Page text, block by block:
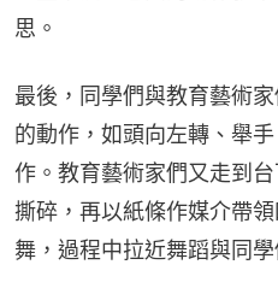
思。
最後，同學們與教育藝術
的動作，如頭向左轉、舉
作。教育藝術家們又走到
撕碎，再以紙條作媒介帶
舞，過程中拉近舞蹈與同學